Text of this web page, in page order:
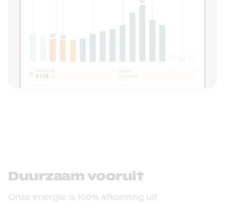
Duurzaam vooruit
Onze energie is 100% afkomstig uit